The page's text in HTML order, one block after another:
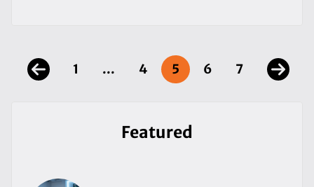
1 ... 4 5 6 7
Featured